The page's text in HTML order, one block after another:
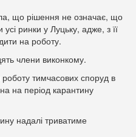
що рішення не означає, що
ринки у Луцьку, адже, з її
на роботу.
члени виконкому.
тимчасових споруд в
на період карантину
надалі триватиме